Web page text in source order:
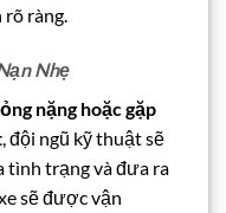
rõ ràng.
Nhẹ
nặng hoặc gặp
, đội ngũ kỹ thuật sẽ
trạng và đưa ra
sẽ được vận